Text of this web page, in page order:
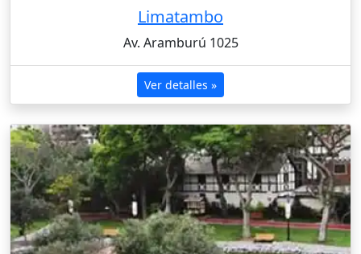
Limatambo
Av. Aramburú 1025
Ver detalles »